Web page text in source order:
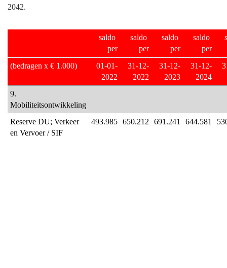
2042.
saldo
per
saldo
per
saldo
per
saldo
per
(bedragen x € 1.000)
01-01-
2022
31-12-
2022
31-12-
2023
31-12-
2024
9.
Mobiliteitsontwikkeling
Reserve DU; Verkeer
en Vervoer / SIF
493.985 650.212 691.241 644.581